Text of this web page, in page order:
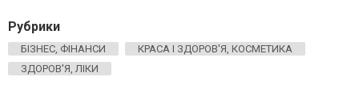
Рубрики
БІЗНЕС, ФІНАНСИ
КРАСА І ЗДОРОВ'Я, КОСМЕТИКА
ЗДОРОВ'Я, ЛІКИ